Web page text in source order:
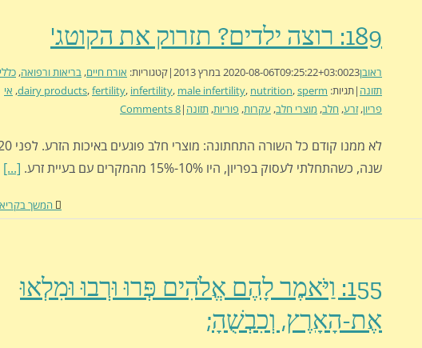
189: רוצה ילדים? תזרוק את הקוטג'
ראובן 2020-08-06T09:25:22+03:0023 במרץ 2013 |קטגוריות: אורח חיים, בריאות ורפואה, כללי
תזונה |תגיות: dairy products,fertility, infertility, male infertility, nutrition,sperm
, אי
פריון,זרע, חלב, מוצרי חלב, עקרות, פוריות, תזונה |
8 Comments
לא ממנו קודם כל השורה התחתונה: מוצרי חלב
שנה, כשהתחלתי לעסוק בפריון, היו 10%-15% מהמקרים עם בעיית זרע.
[...]
המשך
155: וַיֹּאמֶר לָהֶם אֱלֹהִים פְּרוּ וּרְבוּ וּמִלְאוּ
אֶת-הָאָרֶץ, וְכִבְשֻׁהָ;